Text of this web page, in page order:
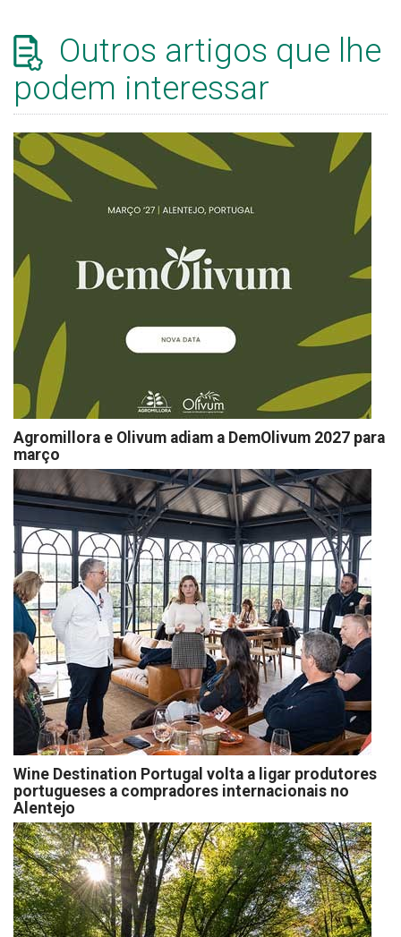
Outros artigos que lhe
podem interessar
Agromillora e Olivum adiam a DemOlivum 2027 para
março
Wine Destination Portugal volta a ligar produtores
portugueses a compradores internacionais no
Alentejo